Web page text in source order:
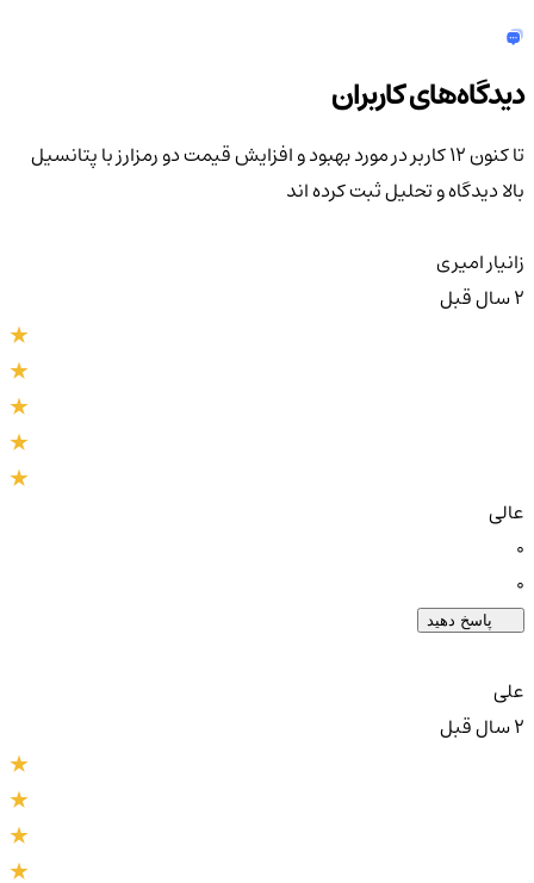
دیدگاه‌های کاربران
تا کنون 12 کاربر در مورد
بهبود و افزایش قیمت دو رمزارز با پتانسیل
بالادیدگاه و تحلیل ثبت کرده اند
زانیار امیری
عالی
پاسخ دهید
علی